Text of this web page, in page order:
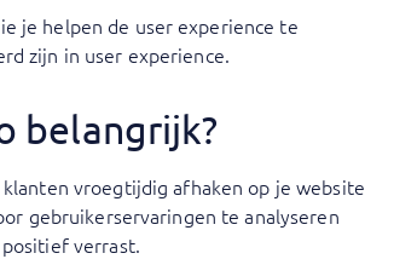
je helpen de user experience te
zijn in user experience.
belangrijk?
vroegtijdig afhaken op je website
gebruikerservaringen te analyseren
verrast.